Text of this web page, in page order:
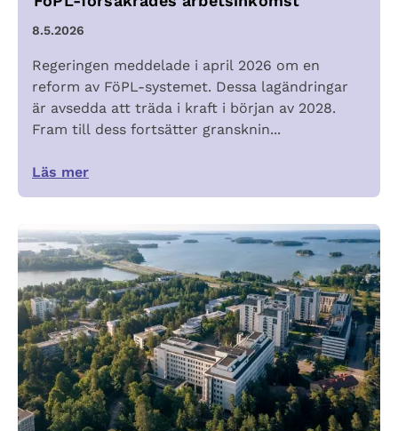
8.5.2026
Regeringen meddelade i april 2026 om en
reform av FöPL-systemet. Dessa lagändringar
är avsedda att träda i kraft i början av 2028.
Fram till dess fortsätter gransknin...
Läs mer